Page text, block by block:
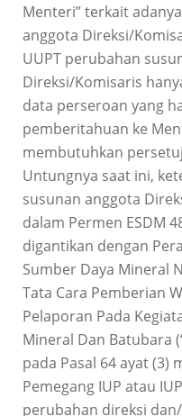
Menteri” terkait
anggota Direksi/
UUPT perubahan
Direksi/Komisaris
data perseroan yang
pemberitahuan ke
membutuhkan
Untungnya saat ini,
susunan anggota
dalam Permen ESDM
digantikan dengan
Sumber Daya Mineral
Tata Cara Pemberian
Pelaporan Pada
Mineral Dan Batubara
pada Pasal 64 ayat (3)
Pemegang IUP atau
perubahan direksi